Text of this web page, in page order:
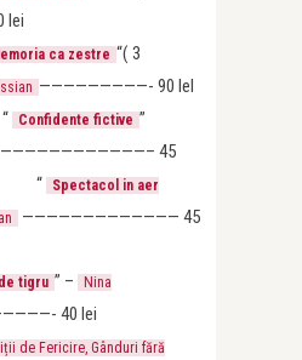
lei
ca zestre “( 3
—————————- 90 leI
Confidente fictive ”
45
Spectacol in aer
————————————— 45
tigru ” –
Nina
40 lei
de Fericire, Gânduri fără